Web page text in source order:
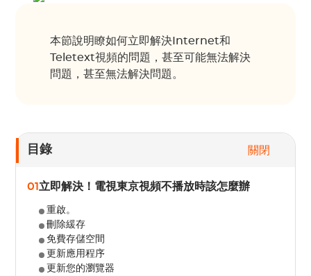
本節說明瞭如何立即解決Internet和
Teletext視頻的問題，甚至可能無法解決
問題，甚至無法解決問題。
目錄 關閉
01 立即解決！電視東京視頻不播放時該怎麼辦
重啟。
刪除緩存
免費存儲空間
更新應用程序
更新您的瀏覽器